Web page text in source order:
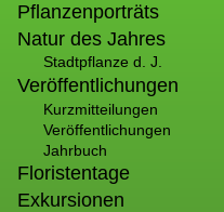
Pflanzenporträts
Natur des Jahres
Stadtpflanze d. J.
Veröffentlichungen
Kurzmitteilungen
Veröffentlichungen
Jahrbuch
Floristentage
Exkursionen